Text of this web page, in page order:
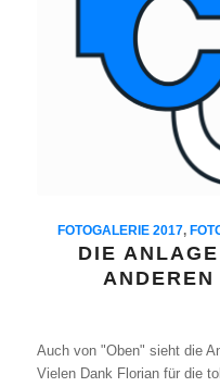
FOTOGALERIE 2017,
DIE
Auch von "Oben" sieht die
Vielen Dank Florian für die